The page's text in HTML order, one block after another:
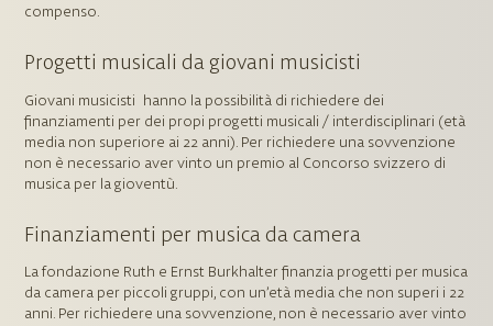
compenso.
Progetti musicali da giovani musicisti
Giovani musicisti hanno la possibilità di richiedere dei
finanziamenti per dei propi progetti musicali / interdisciplinari (età
media non superiore ai 22 anni). Per richiedere una sovvenzione
non è necessario aver vinto un premio al Concorso svizzero di
musica per la gioventù.
Finanziamenti per musica da camera
La fondazione Ruth e Ernst Burkhalter finanzia progetti per musica
da camera per piccoli gruppi, con un’età media che non superi i 22
anni. Per richiedere una sovvenzione, non è necessario aver vinto